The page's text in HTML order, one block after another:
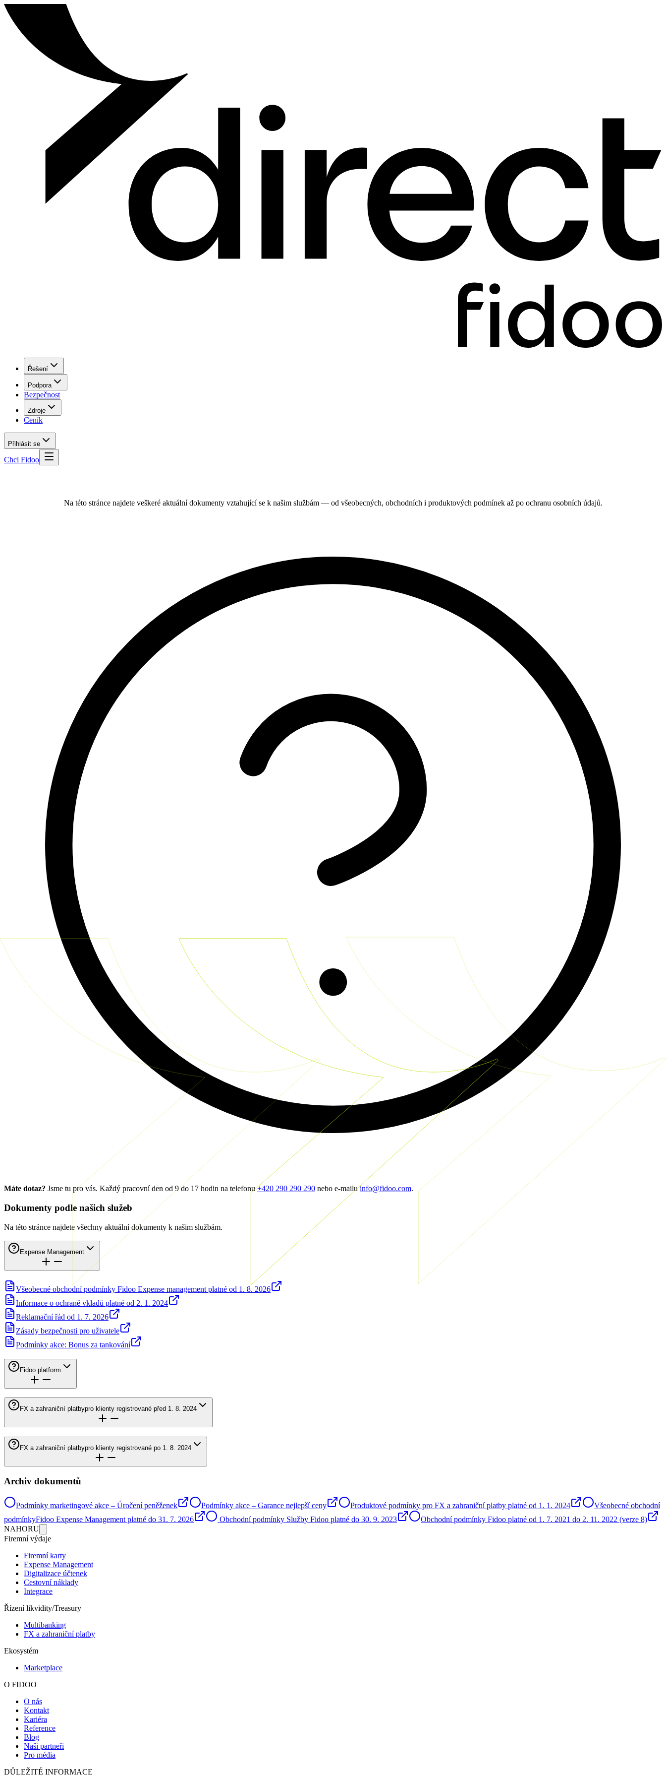
Řešení
Podpora
Bezpečnost
Zdroje
Ceník
Přihlásit se
Chci Fidoo
Na této stránce najdete veškeré aktuální dokumenty vztahující se k našim službám — od všeobecných, obchodních i produktových podmínek až po ochranu osobních údajů.
Máte dotaz? Jsme tu pro vás. Každý pracovní den od 9 do 17 hodin na telefonu+420 290 290 290 nebo e-mailuinfo@fidoo.com.
Dokumenty podle našich služeb
Na této stránce najdete všechny aktuální dokumenty k našim službám.
Expense Management
Všeobecné obchodní podmínky Fidoo Expense management platné od 1. 8. 2026
Informace o ochraně vkladů platné od 2. 1. 2024
Reklamační řád od 1. 7. 2026
Zásady bezpečnosti pro uživatele
Podmínky akce: Bonus za tankování
Fidoo platform
FX a zahraniční platbypro klienty registrované před 1. 8. 2024
FX a zahraniční platbypro klienty registrované po 1. 8. 2024
Archiv dokumentů
Podmínky marketingové akce – Úročení peněženek Podmínky akce – Garance nejlepší ceny Produktové podmínky pro FX a zahraniční platby platné od 1. 1. 2024
Všeobecné obchodní
podmínkyFidoo Expense Management platné do 31. 7. 2026
Obchodní podmínky Služby Fidoo platné do 30. 9. 2023
Obchodní podmínky Fidoo platné od 1. 7. 2021 do 2. 11. 2022 (verze 8)
NAHORU
Firemní výdaje
Firemní karty
Expense Management
Digitalizace účtenek
Cestovní náklady
Integrace
Řízení likvidity/Treasury
Multibanking
FX a zahraniční platby
Ekosystém
Marketplace
O FIDOO
O nás
Kontakt
Kariéra
Reference
Blog
Naši partneři
Pro média
DŮLEŽITÉ INFORMACE